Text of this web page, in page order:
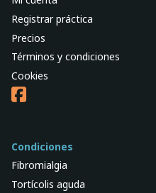
Registrar práctica
Precios
Términos y condiciones
Cookies
Condiciones
Fibromialgia
Tortícolis aguda